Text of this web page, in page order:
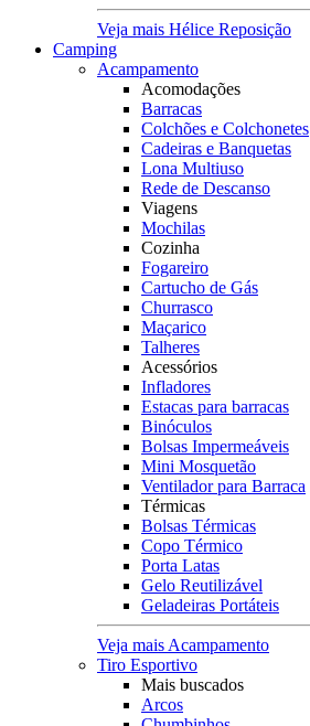
Veja mais Hélice Reposição
Camping
Acampamento
Acomodações
Barracas
Colchões e Colchonetes
Cadeiras e Banquetas
Lona Multiuso
Rede de Descanso
Viagens
Mochilas
Cozinha
Fogareiro
Cartucho de Gás
Churrasco
Maçarico
Talheres
Acessórios
Infladores
Estacas para barracas
Binóculos
Bolsas Impermeáveis
Mini Mosquetão
Ventilador para Barraca
Térmicas
Bolsas Térmicas
Copo Térmico
Porta Latas
Gelo Reutilizável
Geladeiras Portáteis
Veja mais Acampamento
Tiro Esportivo
Mais buscados
Arcos